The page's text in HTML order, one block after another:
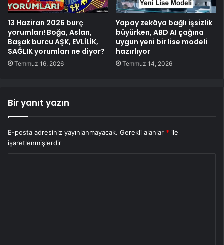
13 Haziran 2026 burç
yorumları! Boğa, Aslan,
Başak burcu AŞK, EVLİLİK,
SAĞLIK yorumları ne diyor?
Temmuz 16, 2026
Yapay zekâya bağlı işsizlik
büyürken, ABD AI çağına
uygun yeni bir lise modeli
hazırlıyor
Temmuz 14, 2026
Bir yanıt yazın
E-posta adresiniz yayınlanmayacak. Gerekli alanlar * ile
işaretlenmişlerdir